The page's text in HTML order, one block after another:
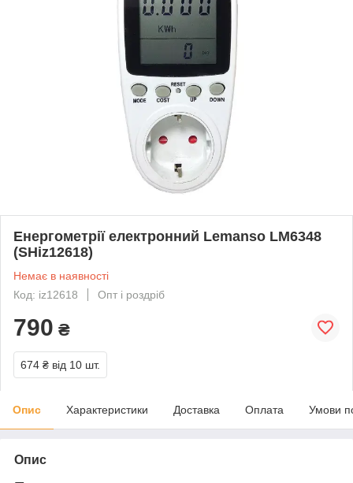
Енергометрії електронний Lemanso LM6348
(SHiz12618)
Немає в наявності
Код: iz12618
Опт і роздріб
790 ₴
674 ₴ від 10 шт.
Опис Характеристики Доставка Оплата Умови
Опис